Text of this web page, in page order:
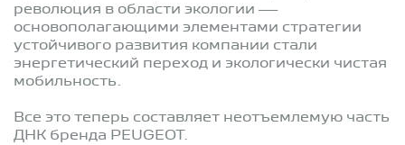
революция в области экологии —
основополагающими элементами стратегии
устойчивого развития компании стали
энергетический переход и экологически чистая
мобильность.
Все это теперь составляет неотъемлемую часть
ДНК бренда PEUGEOT.